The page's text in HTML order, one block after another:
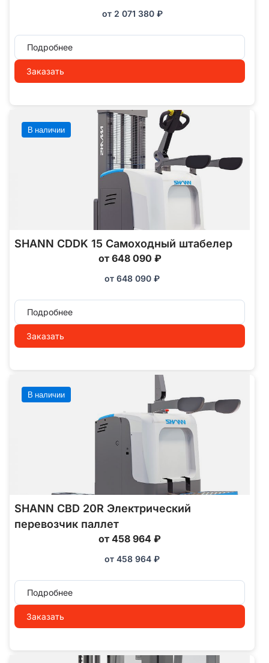
от 2 071 380 ₽
Подробнее
Заказать
В наличии
SHANN CDDK 15 Самоходный штабелер
от 648 090 ₽
от 648 090 ₽
Подробнее
Заказать
В наличии
SHANN CBD 20R Электрический
перевозчик паллет
от 458 964 ₽
от 458 964 ₽
Подробнее
Заказать